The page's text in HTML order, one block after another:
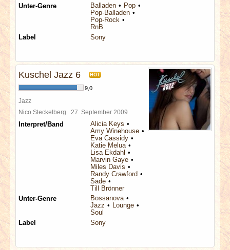
Unter-Genre
Balladen
Pop
Pop-Balladen
Pop-Rock
RnB
Label
Sony
Kuschel Jazz 6 HOT
9,0
Jazz
Nico Steckelberg 27. September 2009
Interpret/Band
Alicia Keys
Amy Winehouse
Eva Cassidy
Katie Melua
Lisa Ekdahl
Marvin Gaye
Miles Davis
Randy Crawford
Sade
Till Brönner
Unter-Genre
Bossanova
Jazz
Lounge
Soul
Label
Sony